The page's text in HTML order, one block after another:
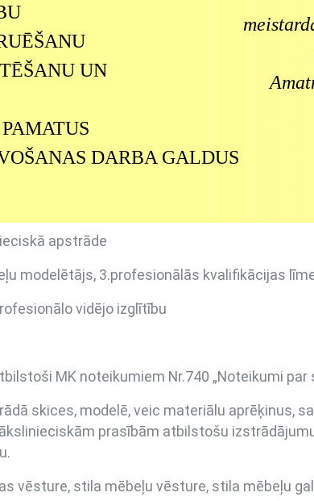
UN
DARBA GALDUS
apstrāde
modelētājs, 3.profesionālās kvalifikācijas
vidējo izglītību
MK noteikumiem Nr.740 „Noteikumi par
skices, modelē, veic materiālu aprēķinus,
prasībām atbilstošu
vēsture, stila mēbeļu vēsture, stila mēbeļu